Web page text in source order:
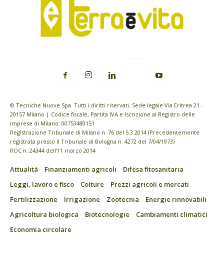
© Tecniche Nuove Spa. Tutti i diritti riservati. Sede legale Via Eritrea 21 -
20157 Milano | Codice fiscale, Partita IVA e Iscrizione al Registro delle
imprese di Milano: 00753480151
Registrazione Tribunale di Milano n. 76 del 5.3.2014 (Precedentemente
registrata presso il Tribunale di Bologna n. 4272 del 7/04/1973)
ROC n. 24344 dell’11 marzo 2014
Attualità Finanziamenti agricoli
Difesa fitosanitaria
Leggi, lavoro e fisco
Colture
Prezzi agricoli e mercati
Fertilizzazione
Irrigazione Zootecnia
Energie rinnovabili
Agricoltura biologica
Biotecnologie
Cambiamenti climatici
Economia circolare